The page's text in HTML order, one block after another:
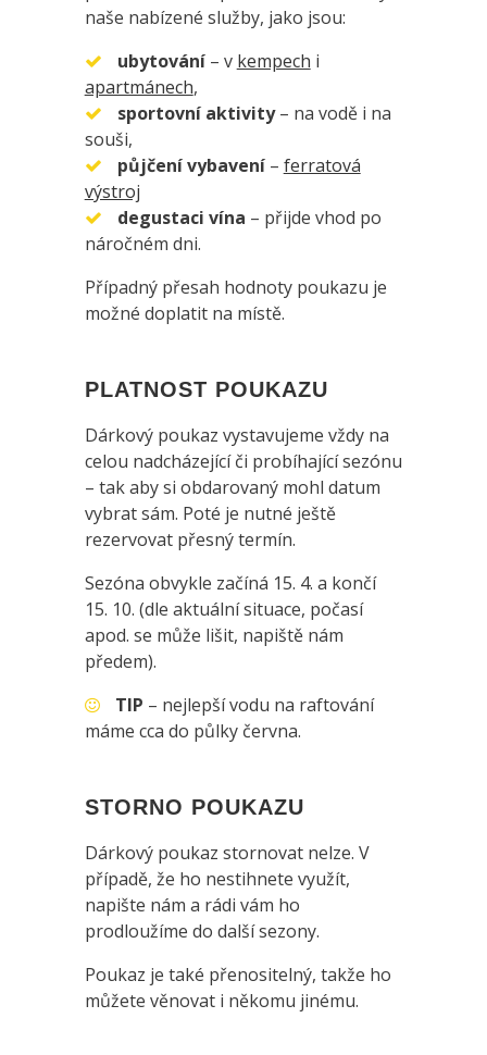
naše nabízené služby, jako jsou:
ubytování– v kempech i
apartmánech,
sportovní aktivity– na vodě i na
souši,
půjčení vybavení– ferratová
výstroj
degustaci vína – přijde vhod po
náročném dni.
Případný přesah hodnoty poukazu je
možné doplatit na místě.
PLATNOST POUKAZU
Dárkový poukaz vystavujeme vždy na
celou nadcházející či probíhající sezónu
– tak aby si obdarovaný mohl datum
vybrat sám. Poté je nutné ještě
rezervovat přesný termín.
Sezóna obvykle začíná 15. 4. a končí
15. 10. (dle aktuální situace, počasí
apod. se může lišit, napiště nám
předem).
TIP – nejlepší vodu na raftování
máme cca do půlky června.
STORNO POUKAZU
Dárkový poukaz stornovat nelze. V
případě, že ho nestihnete využít,
napište nám a rádi vám ho
prodloužíme do další sezony.
Poukaz je také přenositelný, takže ho
můžete věnovat i někomu jinému.